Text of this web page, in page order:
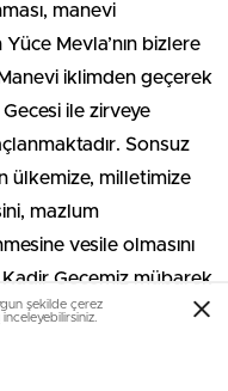
manevi
Mevla’nın bizlere
iklimden geçerek
ile zirveye
Sonsuz
ülkemize, milletimize
mazlum
vesile olmasını
Kadir Gecemiz mübarek
şekilde çerez
inceleyebilirsiniz.